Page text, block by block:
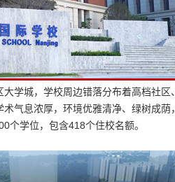
学城，学校周边错落分布着高档社
气息浓厚，环境优雅清净、绿树成
个学位，包含418个住校名额。